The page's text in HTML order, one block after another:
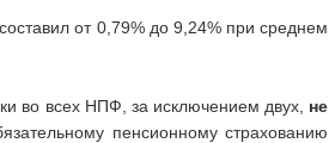
от 0,79% до 9,24% при среднем
во всех НПФ, за исключением двух, не
пенсионному страхованию